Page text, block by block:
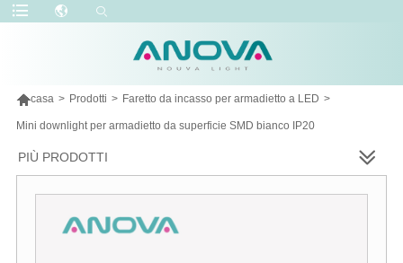
casa > Prodotti > Faretto da incasso per armadietto a LED >
Mini downlight per armadietto da superficie SMD bianco IP20
PIÙ PRODOTTI